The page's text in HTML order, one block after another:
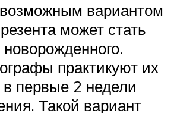
вариантом
может стать
практикуют их
первые 2 недели
Такой вариант